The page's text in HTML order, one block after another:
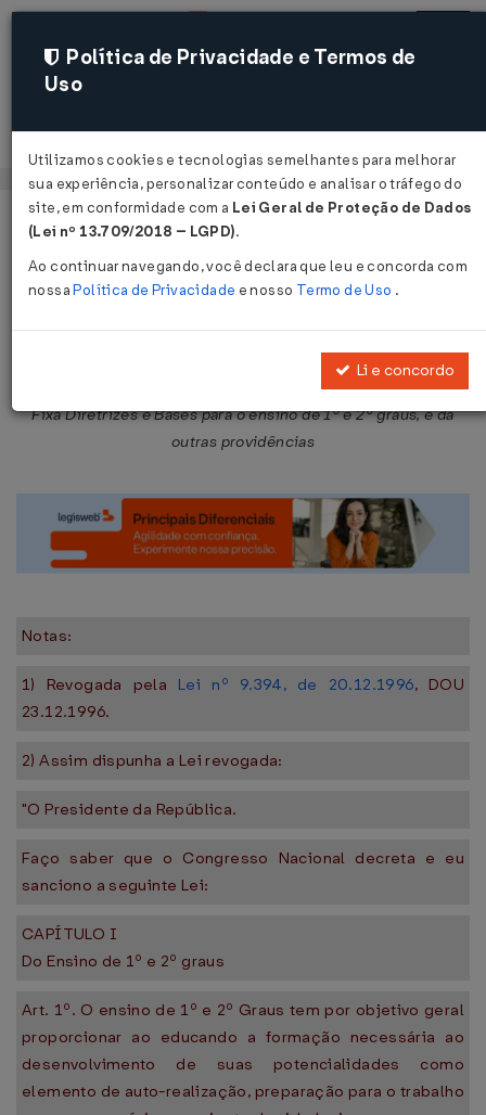
Acessar
Página Inicial Legislações
Lei nº 5.692 de 11/08/1971
Publicado no DOU em 12 ago 1971
Fixa Diretrizes e Bases para o ensino de 1º e 2º graus, e dá
outras providências
Notas:
1) Revogada pela Lei nº 9.394, de 20.12.1996, DOU
23.12.1996.
2) Assim dispunha a Lei revogada:
"O Presidente da República.
Faço saber que o Congresso Nacional decreta e eu
sanciono a seguinte Lei:
CAPÍTULO I
Do Ensino de 1º e 2º graus
Art. 1º. O ensino de 1º e 2º Graus tem por objetivo geral
proporcionar ao educando a formação necessária ao
desenvolvimento de suas potencialidades como
elemento de auto-realização, preparação para o trabalho
Política de Privacidade e Termos de
Uso
Utilizamos cookies e tecnologias semelhantes para melhorar
sua experiência, personalizar conteúdo e analisar o tráfego do
site, em conformidade com a Lei Geral de Proteção de Dados
(Lei nº 13.709/2018 – LGPD).
Ao continuar navegando, você declara que leu e concorda com
nossaPolítica de Privacidade e nosso Termo de Uso .
Li e concordo